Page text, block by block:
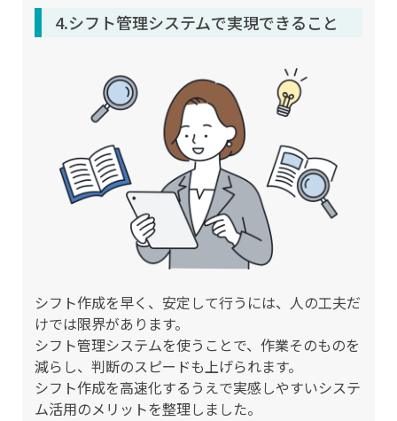
4.シフト管理システムで実現できること
シフト作成を早く、安定して行うには、人の工夫だ
けでは限界があります。
シフト管理システムを使うことで、作業そのものを
減らし、判断のスピードも上げられます。
シフト作成を高速化するうえで実感しやすいシステ
ム活用のメリットを整理しました。